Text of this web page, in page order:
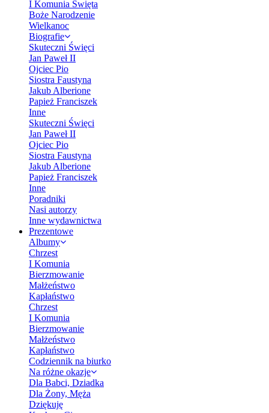
I Komunia Święta
Boże Narodzenie
Wielkanoc
Biografie
Skuteczni Święci
Jan Paweł II
Ojciec Pio
Siostra Faustyna
Jakub Alberione
Papież Franciszek
Inne
Skuteczni Święci
Jan Paweł II
Ojciec Pio
Siostra Faustyna
Jakub Alberione
Papież Franciszek
Inne
Poradniki
Nasi autorzy
Inne wydawnictwa
Prezentowe
Albumy
Chrzest
I Komunia
Bierzmowanie
Małżeństwo
Kapłaństwo
Chrzest
I Komunia
Bierzmowanie
Małżeństwo
Kapłaństwo
Codziennik na biurko
Na różne okazje
Dla Babci, Dziadka
Dla Żony, Męża
Dziękuję